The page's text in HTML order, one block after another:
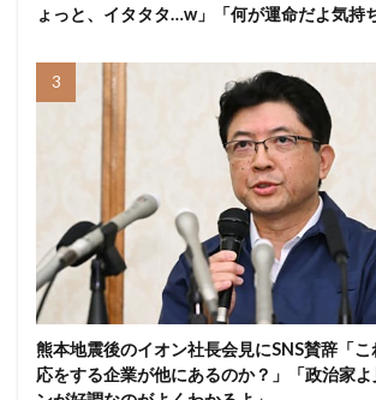
ょっと、イタタタ…w」「何が運命だよ気持
熊本地震後のイオン社長会見にSNS賛辞「
応をする企業が他にあるのか？」「政治家